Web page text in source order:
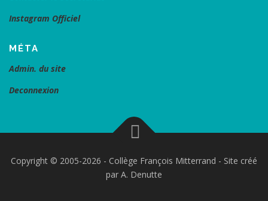
Instagram Officiel
MÉTA
Admin. du site
Deconnexion
Copyright © 2005-2026 - Collège François Mitterrand - Site créé
par A. Denutte